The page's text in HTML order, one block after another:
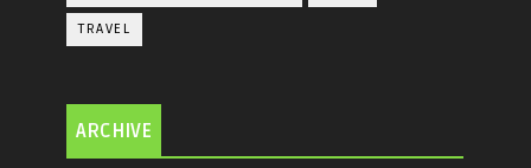
TRAVEL
ARCHIVE